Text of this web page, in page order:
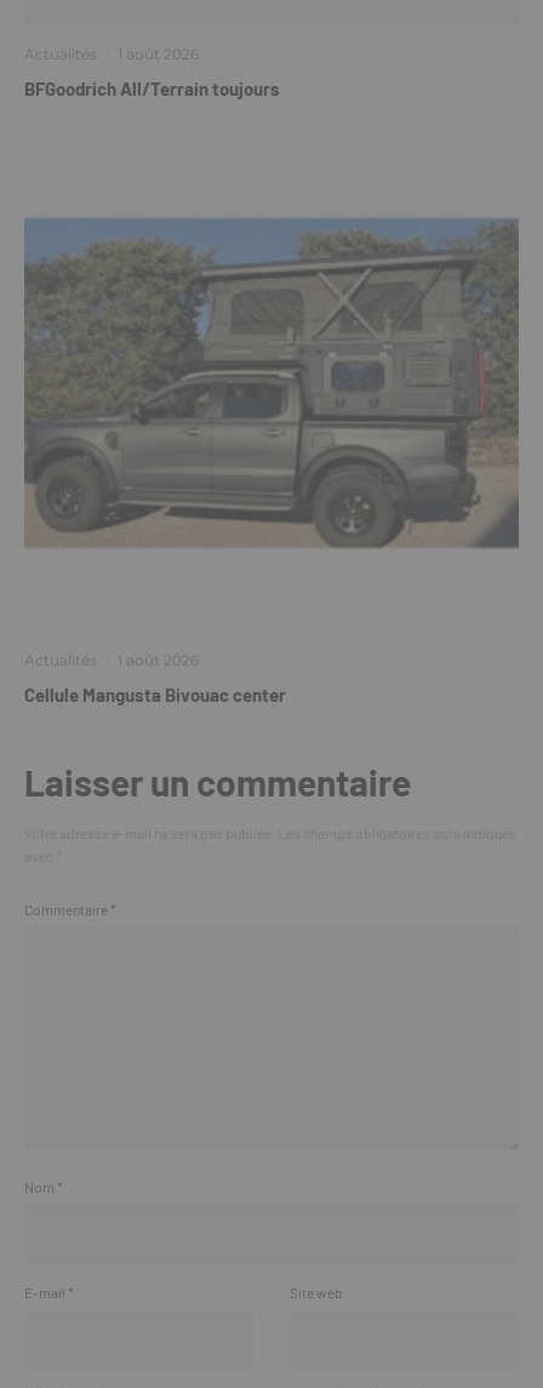
Actualités · 1 août 2026
BFGoodrich All/Terrain toujours
Actualités · 1 août 2026
Cellule Mangusta Bivouac center
Laisser un commentaire
Commentaire *
Nom *
E-mail * Site web